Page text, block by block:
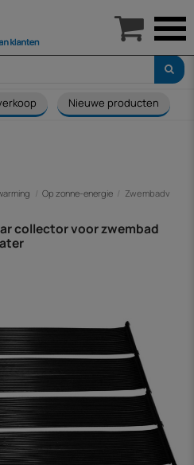
Nieuwe producten
Op zonne-energie
collector voor zwembad
